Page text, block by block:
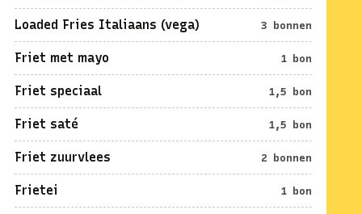
Loaded Fries Italiaans (vega) 3 bonnen
Friet met mayo 1 bon
Friet speciaal 1,5 bon
Friet saté 1,5 bon
Friet zuurvlees 2 bonnen
Frietei 1 bon